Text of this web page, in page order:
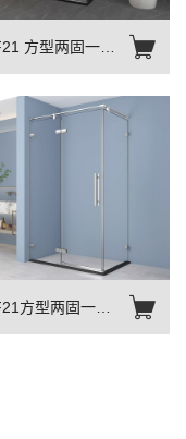
方型两固一活
方型两固一活